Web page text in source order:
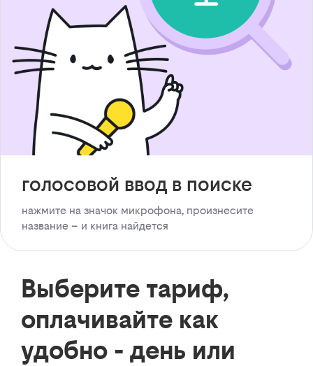
голосовой ввод в поиске
нажмите на значок микрофона, произнесите
название – и книга найдется
Выберите тариф,
оплачивайте как
удобно - день или